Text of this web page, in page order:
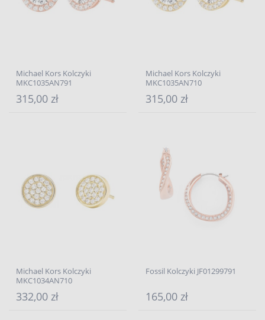
Michael Kors Kolczyki
MKC1035AN791
315,00 zł
Michael Kors Kolczyki
MKC1035AN710
315,00 zł
Michael Kors Kolczyki
MKC1034AN710
332,00 zł
Fossil Kolczyki JF01299791
165,00 zł